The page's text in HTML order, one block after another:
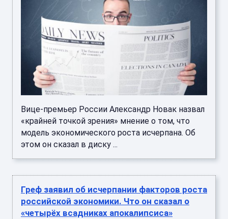
Вице-премьер России Александр Новак назвал
«крайней точкой зрения» мнение о том, что
модель экономического роста исчерпана. Об
этом он сказал в диску ...
Греф заявил об исчерпании факторов роста
российской экономики. Что он сказал о
«четырёх всадниках апокалипсиса»